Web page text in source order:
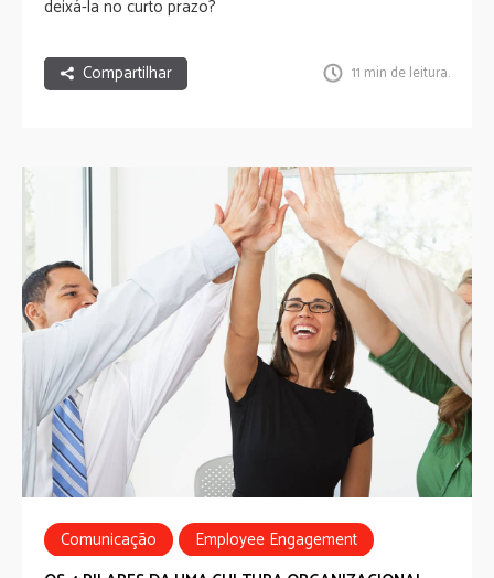
deixá-la no curto prazo?
Compartilhar 11 min de leitura.
Comunicação
Employee Engagement